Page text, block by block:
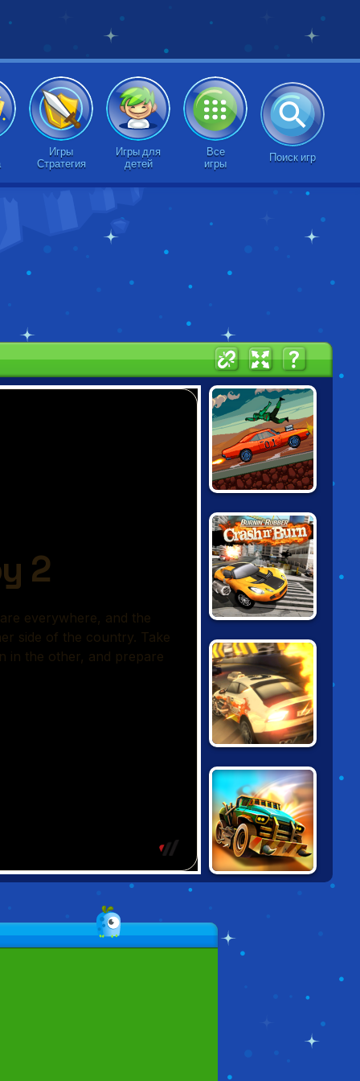
Игры
Стратегия
Игры для
детей
Все
игры
Поиск игр
DRIVE OR DIE
RUBBER: CRASH
'N BURN
RUBBER 5 XS
DEAD PARADISE: